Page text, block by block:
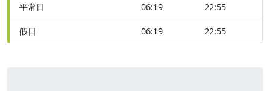
平常日 06:19 22:55
假日 06:19 22:55